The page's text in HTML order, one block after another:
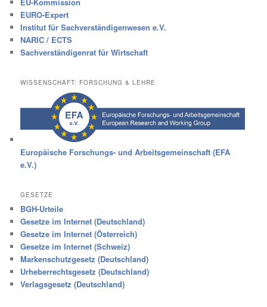
EU-Kommission
EURO-Expert
Institut für Sachverständigenwesen e.V.
NARIC / ECTS
Sachverständigenrat für Wirtschaft
WISSENSCHAFT: FORSCHUNG & LEHRE
Europäische Forschungs- und Arbeitsgemeinschaft (EFA
e.V.)
GESETZE
BGH-Urteile
Gesetze im Internet (Deutschland)
Gesetze im Internet (Österreich)
Gesetze im Internet (Schweiz)
Markenschutzgesetz (Deutschland)
Urheberrechtsgesetz (Deutschland)
Verlagsgesetz (Deutschland)